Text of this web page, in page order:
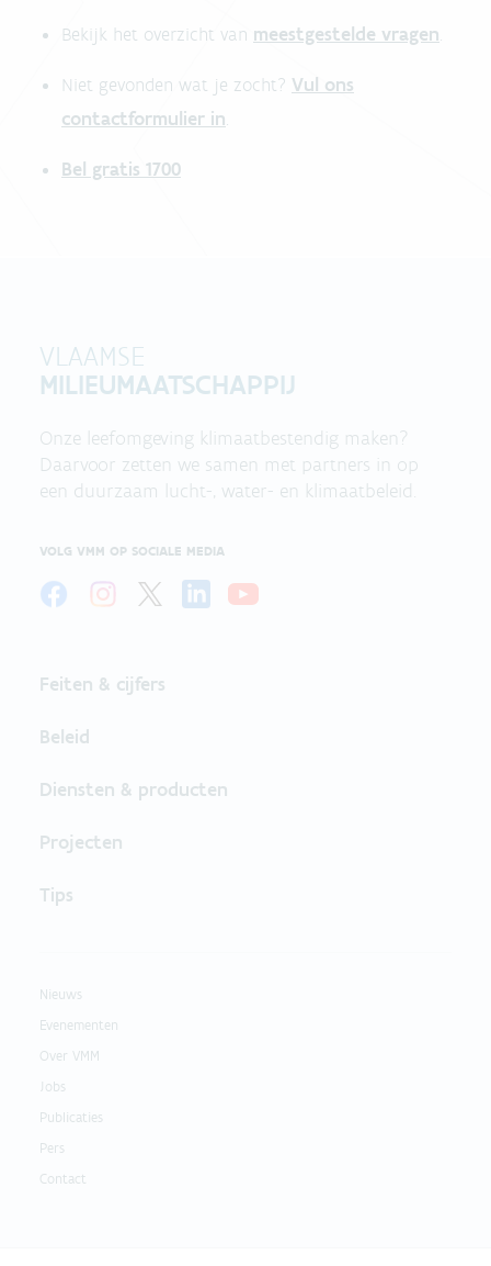
Bekijk het overzicht van meestgestelde vragen.
Niet gevonden wat je zocht? Vul ons
contactformulier in.
Bel gratis 1700
VLAAMSE
MILIEUMAATSCHAPPIJ
Onze leefomgeving klimaatbestendig maken?
Daarvoor zetten we samen met partners in op
een duurzaam lucht-, water- en klimaatbeleid.
VOLG VMM OP SOCIALE MEDIA
Feiten & cijfers
Beleid
Diensten & producten
Projecten
Tips
Nieuws
Evenementen
Over VMM
Jobs
Publicaties
Pers
Contact